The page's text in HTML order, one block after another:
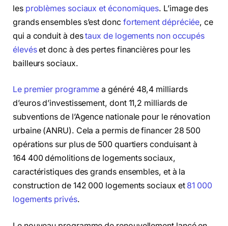
les problèmes sociaux et économiques. L’image des
grands ensembles s’est donc fortement dépréciée, ce
qui a conduit à destaux de logements non occupés
élevéset donc à des pertes financières pour les
bailleurs sociaux.
Le premier programme a généré 48,4 milliards
d’euros d’investissement, dont 11,2 milliards de
subventions de l’Agence nationale pour le rénovation
urbaine (ANRU). Cela a permis de financer 28 500
opérations sur plus de 500 quartiers conduisant à
164 400 démolitions de logements sociaux,
caractéristiques des grands ensembles, et à la
construction de 142 000 logements sociaux et 81 000
logements privés.